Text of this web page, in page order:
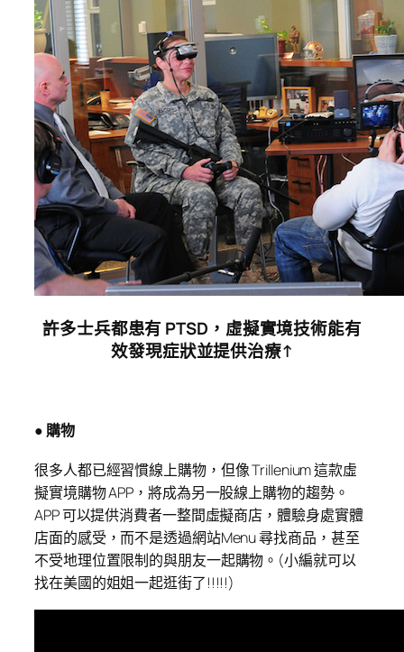
許多士兵都患有 PTSD，虛擬實境技術能有
效發現症狀並提供治療↑
● 購物
很多人都已經習慣線上購物，但像 Trillenium 這款虛
擬實境購物 APP，將成為另一股線上購物的趨勢。
APP 可以提供消費者一整間虛擬商店，體驗身處實體
店面的感受，而不是透過網站Menu 尋找商品，甚至
不受地理位置限制的與朋友一起購物。(小編就可以
找在美國的姐姐一起逛街了!!!!!)